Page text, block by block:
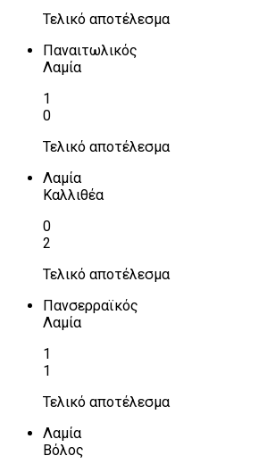
Τελικό αποτέλεσμα
Παναιτωλικός
Λαμία
1
0
Τελικό αποτέλεσμα
Λαμία
Καλλιθέα
0
2
Τελικό αποτέλεσμα
Πανσερραϊκός
Λαμία
1
1
Τελικό αποτέλεσμα
Λαμία
Βόλος